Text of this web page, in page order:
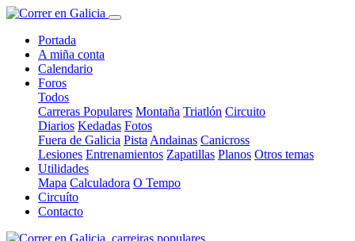
Portada
A miña conta
Calendario
Foros
Todos
Carreras Populares Montaña Triatlón Circuito
Diarios Kedadas Fotos
Fuera de Galicia Pista Andainas Canicross
Lesiones Entrenamientos Zapatillas Planos Otros temas
Utilidades
Mapa Calculadora O Tempo
Circuíto
Contacto